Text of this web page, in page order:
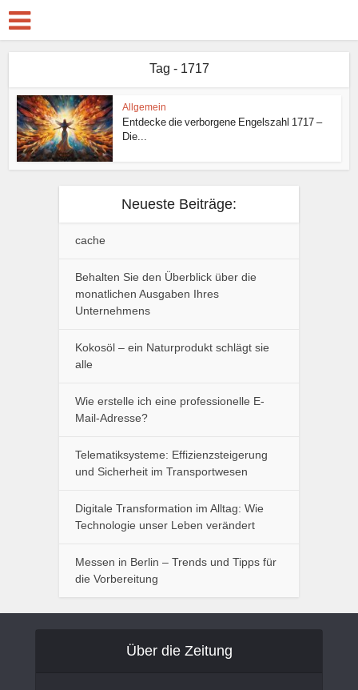
Tag - 1717
Allgemein
Entdecke die verborgene Engelszahl 1717 –
Die...
Neueste Beiträge:
cache
Behalten Sie den Überblick über die
monatlichen Ausgaben Ihres
Unternehmens
Kokosöl – ein Naturprodukt schlägt sie
alle
Wie erstelle ich eine professionelle E-
Mail-Adresse?
Telematiksysteme: Effizienzsteigerung
und Sicherheit im Transportwesen
Digitale Transformation im Alltag: Wie
Technologie unser Leben verändert
Messen in Berlin – Trends und Tipps für
die Vorbereitung
Über die Zeitung